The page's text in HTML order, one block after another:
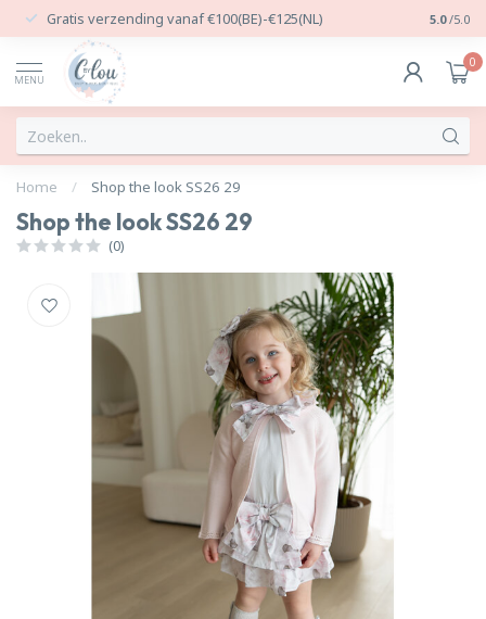
Gratis verzending vanaf €100(BE)-€125(NL) 24/7
5.0 /5.0
MENU
0
Home / Shop the look SS26 29
Shop the look SS26 29
(0)